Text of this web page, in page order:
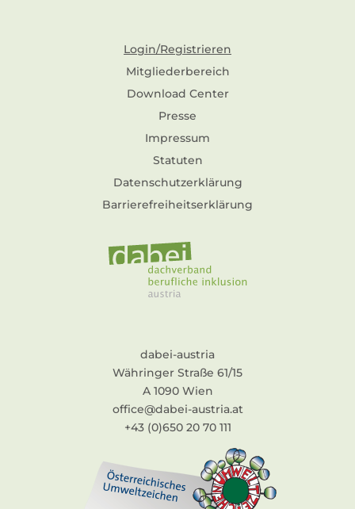
dabei-austria
Währinger Straße 61/15
A 1090 Wien
office@dabei-austria.at
+43 (0)650 20 70 111
Login/Registrieren
Mitgliederbereich
Download Center
Presse
Impressum
Statuten
Datenschutzerklärung
Barrierefreiheitserklärung